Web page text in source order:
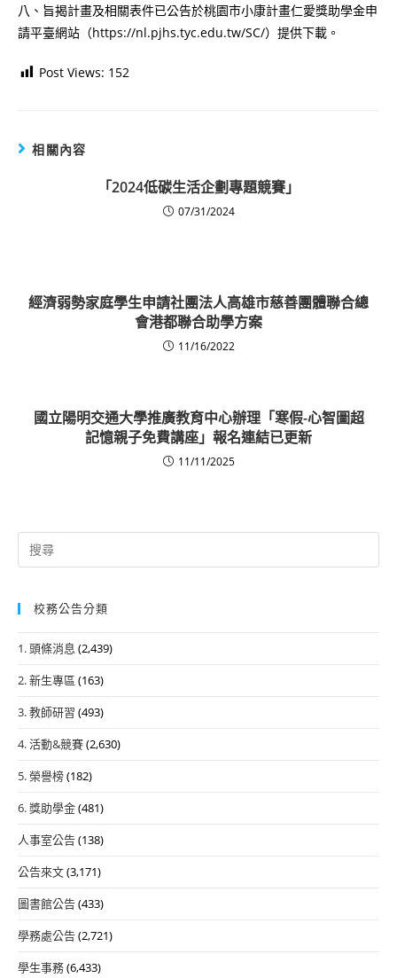
八、旨揭計畫及相關表件已公告於桃園市小康計畫仁愛獎助學金申
請平臺網站（https://nl.pjhs.tyc.edu.tw/SC/）提供下載。
Post Views: 152
相關內容
「2024低碳生活企劃專題競賽」
07/31/2024
經濟弱勢家庭學生申請社團法人高雄市慈善團體聯合總
會港都聯合助學方案
11/16/2022
國立陽明交通大學推廣教育中心辦理「寒假-心智圖超
記憶親子免費講座」報名連結已更新
11/11/2025
Search
for:
校務公告分類
1. 頭條消息 (2,439)
2. 新生專區 (163)
3. 教師研習 (493)
4. 活動&競賽(2,630)
5. 榮譽榜(182)
6. 獎助學金(481)
人事室公告(138)
公告來文(3,171)
圖書館公告(433)
學務處公告(2,721)
學生事務(6,433)